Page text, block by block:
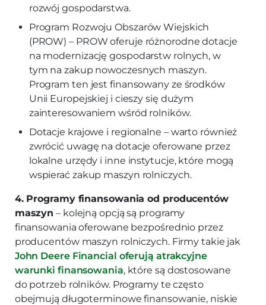
rozwój gospodarstwa.
Program Rozwoju Obszarów Wiejskich
(PROW) – PROW oferuje różnorodne dotacje
na modernizację gospodarstw rolnych, w
tym na zakup nowoczesnych maszyn.
Program ten jest finansowany ze środków
Unii Europejskiej i cieszy się dużym
zainteresowaniem wśród rolników.
Dotacje krajowe i regionalne – warto również
zwrócić uwagę na dotacje oferowane przez
lokalne urzędy i inne instytucje, które mogą
wspierać zakup maszyn rolniczych.
4. Programy finansowania od producentów
maszyn – kolejną opcją są programy
finansowania oferowane bezpośrednio przez
producentów maszyn rolniczych. Firmy takie jak
John Deere Financial oferują atrakcyjne
warunki finansowania, które są dostosowane
do potrzeb rolników. Programy te często
obejmują długoterminowe finansowanie, niskie